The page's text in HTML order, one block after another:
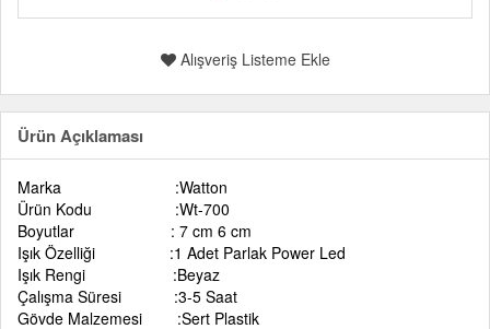
Alışveriş Listeme Ekle
Ürün Açıklaması
Marka :Watton
Ürün Kodu :Wt-700
Boyutlar : 7 cm 6 cm
Işık Özelliği :1 Adet Parlak Power Led
Işık Rengi :Beyaz
Çalışma Süresi :3-5 Saat
Gövde Malzemesi :Sert Plastik